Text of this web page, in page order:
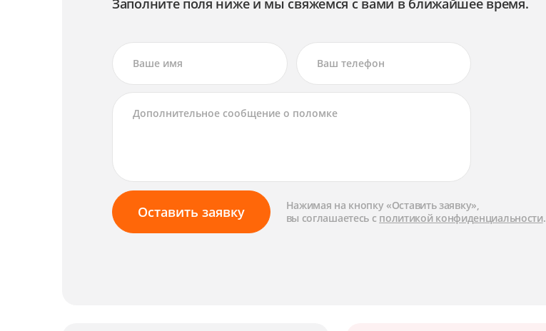
Заполните поля ниже и мы свяжемся с вами в ближайшее время.
Оставить заявку
Нажимая на кнопку «Оставить заявку»,
вы соглашаетесь с политикой конфиденциальности.